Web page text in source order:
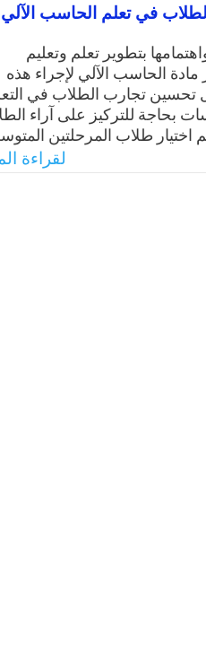
في تعلم الحاسب الآلي
بتطوير تعلم وتعليم
مادة الحاسب الآلي لإجراء هذه
تحسين تجارب الطلاب في
بحاجة للتركيز على آراء
طلاب المرحلتين
لأنهم يستطيعون التعبير
الأساليب التي يرون أنها
لقراءة